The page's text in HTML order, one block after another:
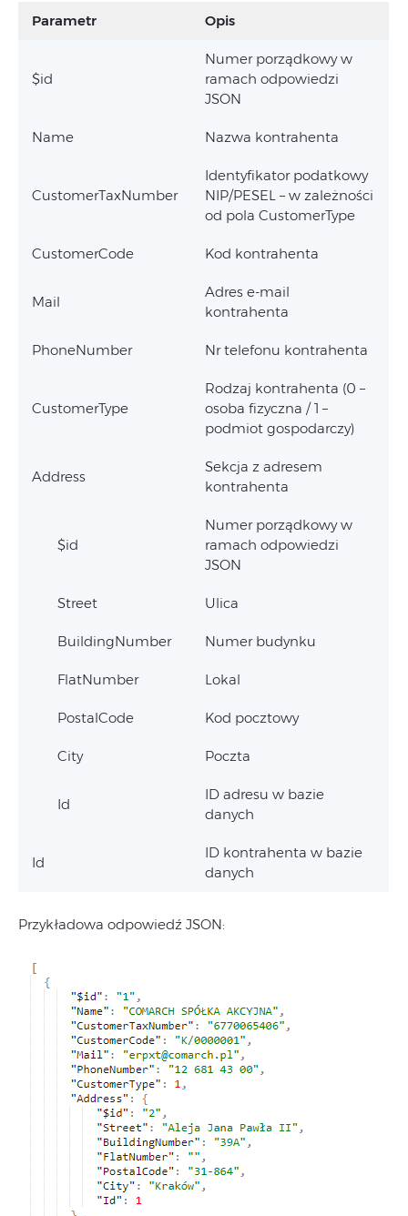
Parametr Opis
$id
Numer porządkowy w
ramach odpowiedzi
JSON
Name Nazwa kontrahenta
CustomerTaxNumber
Identyfikator podatkowy
NIP/PESEL – w zależności
od pola CustomerType
CustomerCode Kod kontrahenta
Mail
Adres e-mail
kontrahenta
PhoneNumber Nr telefonu kontrahenta
CustomerType
Rodzaj kontrahenta (0 –
osoba fizyczna / 1 –
podmiot gospodarczy)
Address
Sekcja z adresem
kontrahenta
$id
Numer porządkowy w
ramach odpowiedzi
JSON
Street Ulica
BuildingNumber Numer budynku
FlatNumber Lokal
PostalCode Kod pocztowy
City Poczta
Id
ID adresu w bazie
danych
Id
ID kontrahenta w bazie
danych
Przykładowa odpowiedź JSON: